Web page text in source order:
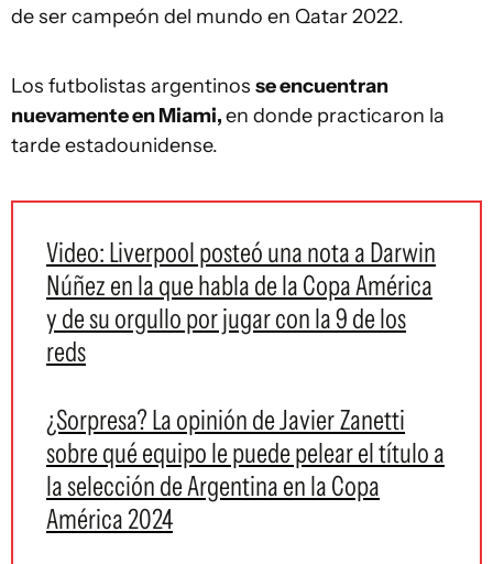
de ser campeón del mundo en Qatar 2022.
Los futbolistas argentinos se encuentran
nuevamente en Miami,en donde practicaron la
tarde estadounidense.
Video: Liverpool posteó una nota a Darwin
Núñez en la que habla de la Copa América
y de su orgullo por jugar con la 9 de los
reds
¿Sorpresa? La opinión de Javier Zanetti
sobre qué equipo le puede pelear el título a
la selección de Argentina en la Copa
América 2024